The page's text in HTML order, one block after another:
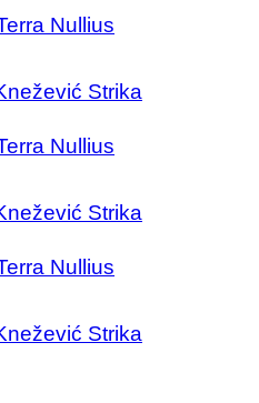
Strika
Strika
Strika